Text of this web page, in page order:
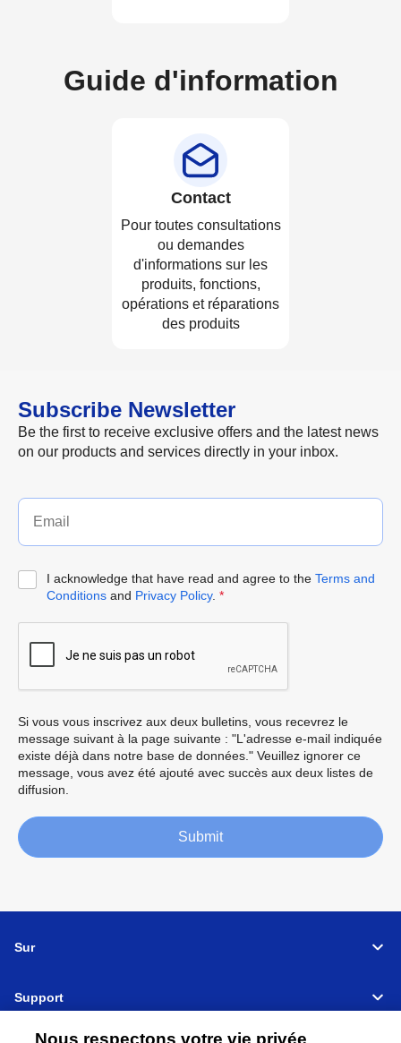
Guide d'information
Contact
Pour toutes consultations
ou demandes
d'informations sur les
produits, fonctions,
opérations et réparations
des produits
Subscribe Newsletter
Be the first to receive exclusive offers and the latest news
on our products and services directly in your inbox.
I acknowledge that have read and agree to the Terms and
Conditionsand Privacy Policy. *
Si vous vous inscrivez aux deux bulletins, vous recevrez le
message suivant à la page suivante : "L'adresse e-mail indiquée
existe déjà dans notre base de données." Veuillez ignorer ce
message, vous avez été ajouté avec succès aux deux listes de
diffusion.
Submit
Sur
Support
Relier Partager
Nous respectons votre vie privée